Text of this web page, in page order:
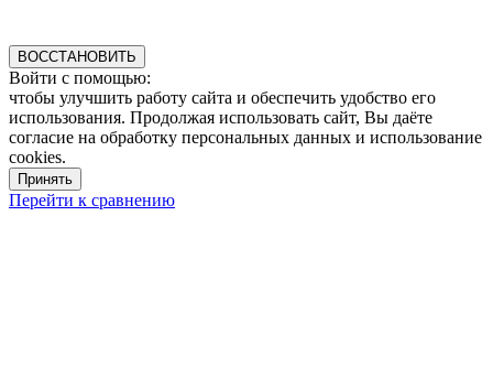
ВОССТАНОВИТЬ
Войти с помощью:
чтобы улучшить работу сайта и обеспечить удобство его
использования. Продолжая использовать сайт, Вы даёте
согласие на обработку персональных данных и использование
cookies.
Принять
Перейти к сравнению